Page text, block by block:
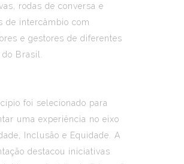
rodas de conversa e
de intercâmbio com
e gestores de diferentes
Brasil.
foi selecionado para
uma experiência no eixo
Inclusão e Equidade. A
destacou iniciativas